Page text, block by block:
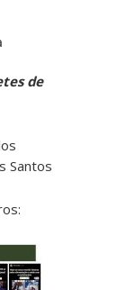
de
Santos